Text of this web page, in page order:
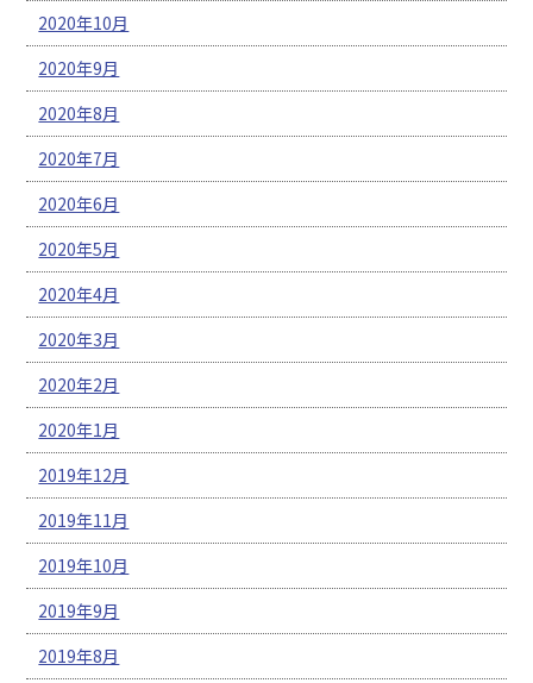
2020年10月
2020年9月
2020年8月
2020年7月
2020年6月
2020年5月
2020年4月
2020年3月
2020年2月
2020年1月
2019年12月
2019年11月
2019年10月
2019年9月
2019年8月